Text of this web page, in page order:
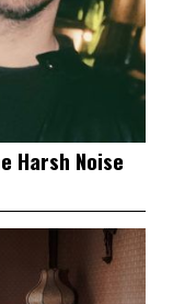
Harsh Noise